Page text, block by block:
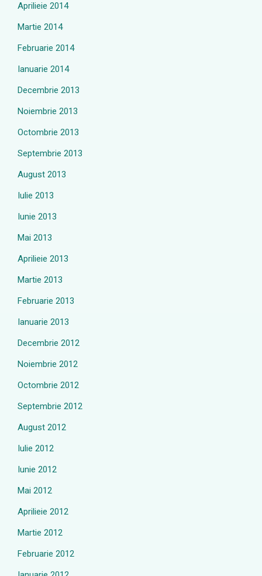
Aprilieie 2014
Martie 2014
Februarie 2014
Ianuarie 2014
Decembrie 2013
Noiembrie 2013
Octombrie 2013
Septembrie 2013
August 2013
Iulie 2013
Iunie 2013
Mai 2013
Aprilieie 2013
Martie 2013
Februarie 2013
Ianuarie 2013
Decembrie 2012
Noiembrie 2012
Octombrie 2012
Septembrie 2012
August 2012
Iulie 2012
Iunie 2012
Mai 2012
Aprilieie 2012
Martie 2012
Februarie 2012